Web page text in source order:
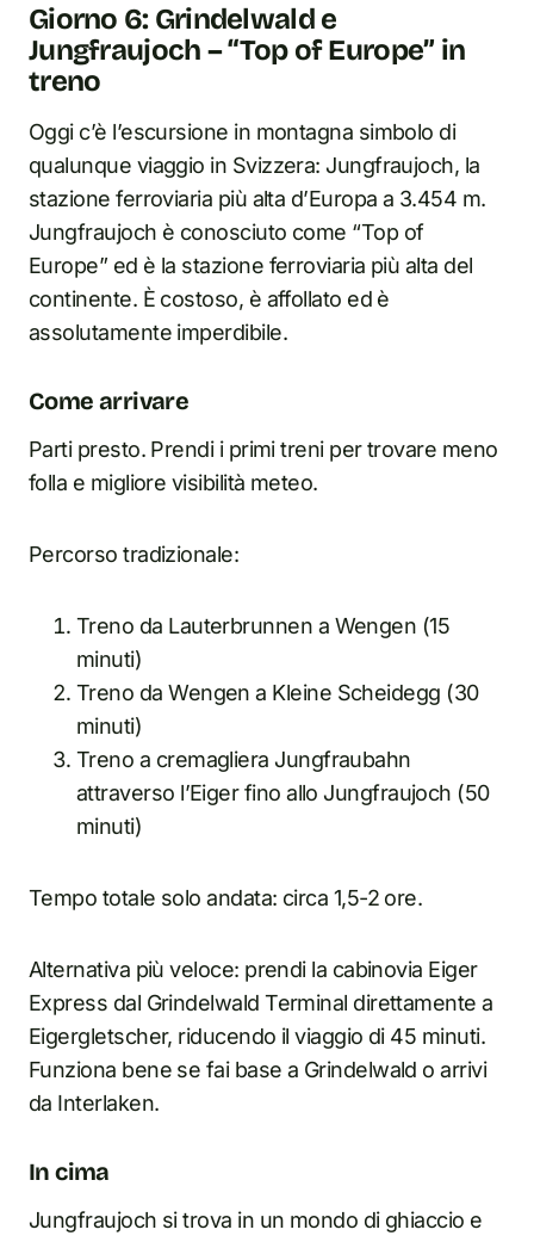
Giorno 6: Grindelwald e
Jungfraujoch – “Top of Europe” in
treno
Oggi c’è l’escursione in montagna simbolo di
qualunque viaggio in Svizzera: Jungfraujoch, la
stazione ferroviaria più alta d’Europa a 3.454 m.
Jungfraujoch è conosciuto come “Top of
Europe” ed è la stazione ferroviaria più alta del
continente. È costoso, è affollato ed è
assolutamente imperdibile.
Come arrivare
Parti presto. Prendi i primi treni per trovare meno
folla e migliore visibilità meteo.
Percorso tradizionale:
Treno da Lauterbrunnen a Wengen (15
minuti)
Treno da Wengen a Kleine Scheidegg (30
minuti)
Treno a cremagliera Jungfraubahn
attraverso l’Eiger fino allo Jungfraujoch (50
minuti)
Tempo totale solo andata: circa 1,5-2 ore.
Alternativa più veloce: prendi la cabinovia Eiger
Express dal Grindelwald Terminal direttamente a
Eigergletscher, riducendo il viaggio di 45 minuti.
Funziona bene se fai base a Grindelwald o arrivi
da Interlaken.
In cima
Jungfraujoch si trova in un mondo di ghiaccio e